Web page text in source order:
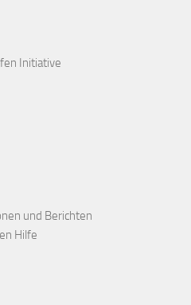
Initiative
und Berichten
Hilfe